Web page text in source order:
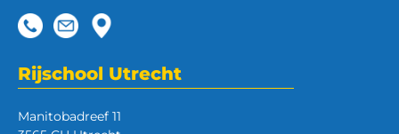
Rijschool Utrecht
Manitobadreef 11